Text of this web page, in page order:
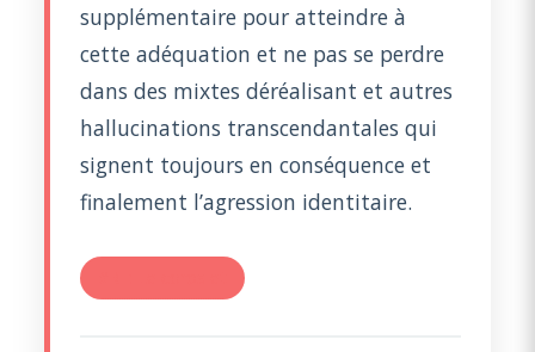
supplémentaire pour atteindre à
cette adéquation et ne pas se perdre
dans des mixtes déréalisant et autres
hallucinations transcendantales qui
signent toujours en conséquence et
finalement l’agression identitaire.